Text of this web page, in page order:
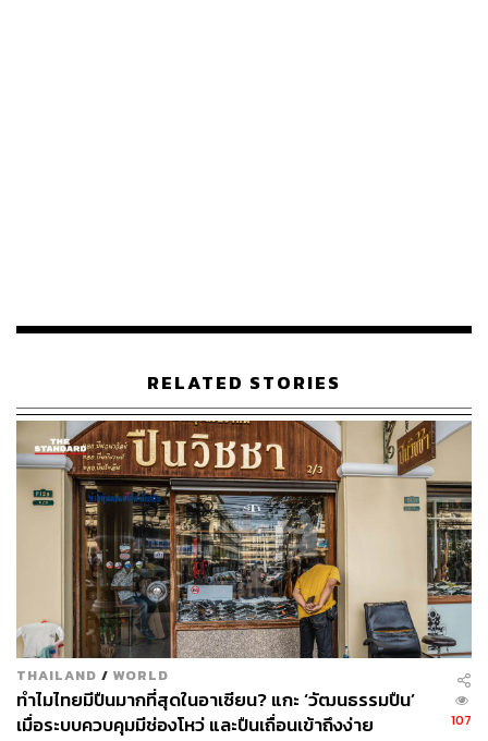
RELATED STORIES
THAILAND / WORLD
ทำไมไทยมีปืนมากที่สุดในอาเซียน? แกะ ‘วัฒนธรรมปืน’
เมื่อระบบควบคุมมีช่องโหว่ และปืนเถื่อนเข้าถึงง่าย
107